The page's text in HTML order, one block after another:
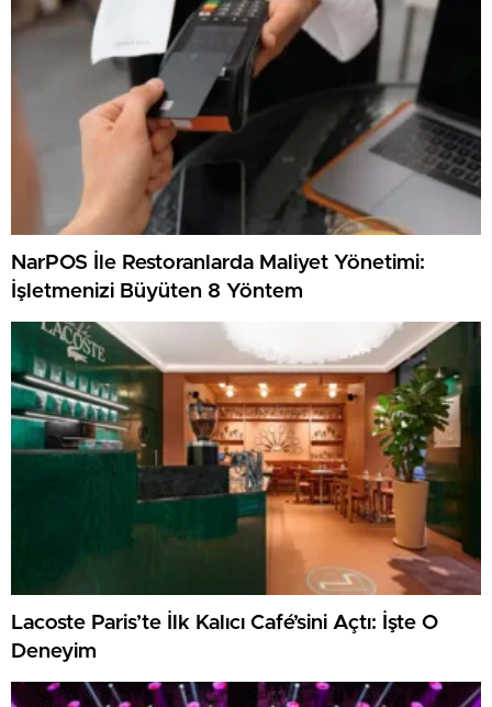
NarPOS İle Restoranlarda Maliyet Yönetimi:
İşletmenizi Büyüten 8 Yöntem
Lacoste Paris’te İlk Kalıcı Café’sini Açtı: İşte O
Deneyim